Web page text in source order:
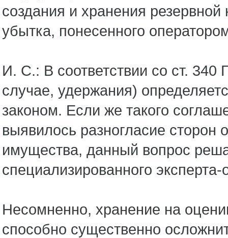
создания и хранения
­убытка, понесенного
И. С.: В соответствии со ст.
случае, удержания)
законом. Если же такого
выявилось разногласие сторон
имущества, данный вопрос
специализированного
Несомненно, хранение на
способно существенно